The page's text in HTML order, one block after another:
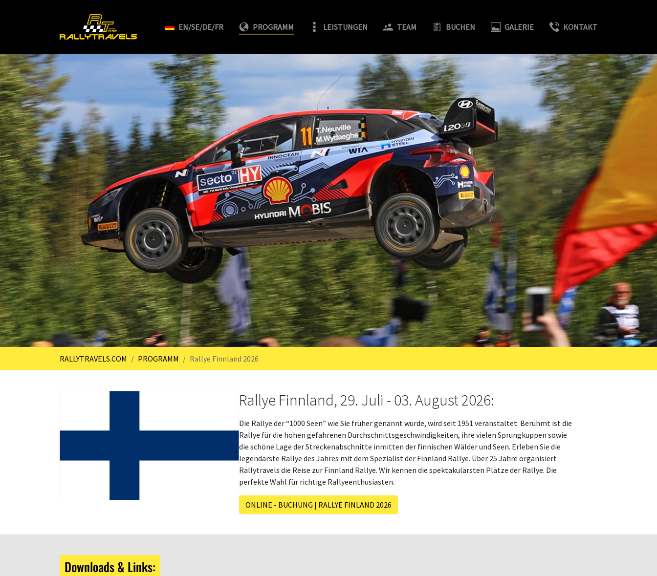
Skip to main content
EN/SE/DE/FR PROGRAMM LEISTUNGEN TEAM BUCHEN GALERIE KONTAKT
RALLYTRAVELS.COM PROGRAMM Rallye Finnland 2026
Rallye Finnland, 29. Juli - 03. August 2026:
Die Rallye der “1000 Seen” wie Sie früher genannt wurde, wird seit 1951 veranstaltet. Berühmt ist die
Rallye für die hohen gefahrenen Durchschnittsgeschwindigkeiten, ihre vielen Sprungkuppen sowie
die schöne Lage der Streckenabschnitte inmitten der finnischen Wälder und Seen. Erleben Sie die
legendärste Rallye des Jahres mit dem Spezialist der Finnland Rallye. Über 25 Jahre organisiert
Rallytravels die Reise zur Finnland Rallye. Wir kennen die spektakulärsten Plätze der Rallye. Die
perfekte Wahl für richtige Rallyeenthusiasten.
ONLINE - BUCHUNG | RALLYE FINLAND 2026
Downloads & Links: